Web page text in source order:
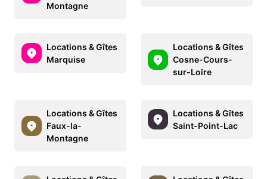
Montagne
Locations & Gîtes
Marquise
Locations & Gîtes
Cosne-Cours-
sur-Loire
Locations & Gîtes
Faux-la-
Montagne
Locations & Gîtes
Saint-Point-Lac